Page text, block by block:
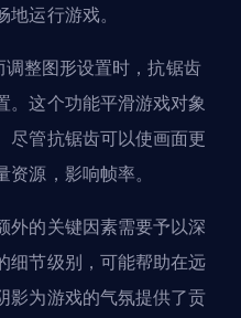
运行游戏。
整图形设置时，抗锯齿
。这个功能平滑游戏对象
尽管抗锯齿可以使画面更
源，影响帧率。
外的关键因素需要予以深
细节级别，可能帮助在远
影为游戏的气氛提供了贡